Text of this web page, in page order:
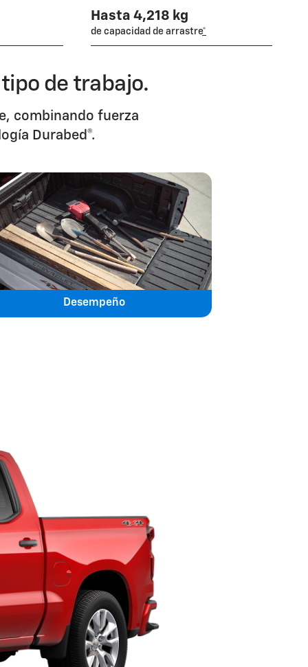
Hasta 4,218 kg
de capacidad de arrastre*
de trabajo.
combinando fuerza
Durabed®.
Desempeño